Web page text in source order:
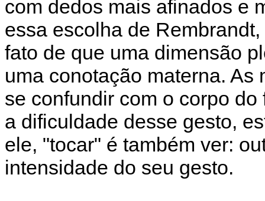
com dedos mais afinados e
essa escolha de
fato de que uma dimensão
uma conotação materna.
se confundir com o corpo
a dificuldade desse gesto,
ele, "tocar" é também ver:
intensidade do seu gesto.